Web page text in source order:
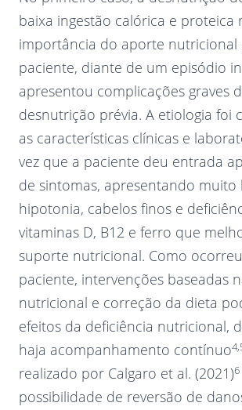
baixa ingestão calórica e proteica
importância do aporte nutricional
paciente, diante de um episódio
apresentou complicações graves
desnutrição prévia. A etiologia foi
as características clínicas e
vez que a paciente deu entrada
de sintomas, apresentando muito
hipotonia, cabelos finos e
vitaminas D, B12 e ferro que
suporte nutricional. Como
paciente, intervenções baseadas
nutricional e correção da dieta
efeitos da deficiência nutricional,
haja acompanhamento contínuo
realizado por Calgaro et al. (2021)6
possibilidade de reversão de